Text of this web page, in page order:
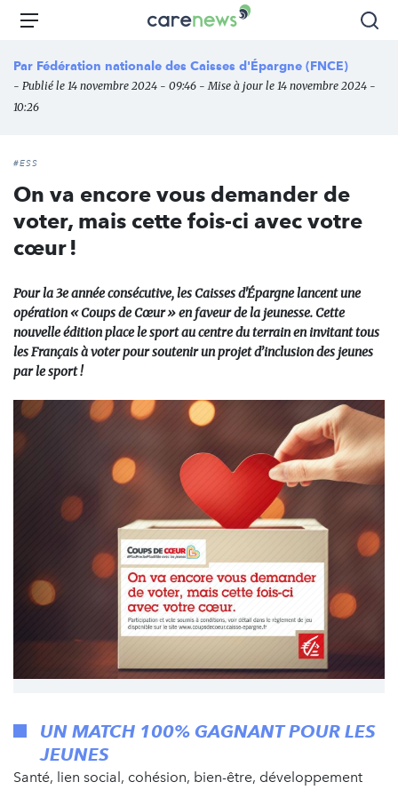
Aller
principal
Carenews,
média
des
Menu
Par Fédération nationale des Caisses d'Épargne (FNCE)
- Publié le 14 novembre 2024 - 09:46 - Mise à jour le 14 novembre 2024 -
10:26
#ESS
On va encore vous demander de
voter, mais cette fois-ci avec votre
cœur !
Pour la 3e année consécutive, les Caisses d'Épargne lancent une
opération « Coups de Cœur » en faveur de la jeunesse. Cette
nouvelle édition place le sport au centre du terrain en invitant tous
les Français à voter pour soutenir un projet d’inclusion des jeunes
par le sport !
UN MATCH 100% GAGNANT POUR LES
JEUNES
Santé, lien social, cohésion, bien-être, développement